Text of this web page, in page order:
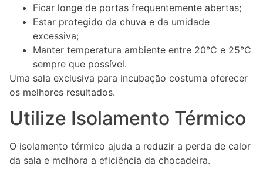
Ficar longe de portas frequentemente abertas;
Estar protegido da chuva e da umidade
excessiva;
Manter temperatura ambiente entre 20°C e 25°C
sempre que possível.
Uma sala exclusiva para incubação costuma oferecer
os melhores resultados.
Utilize Isolamento Térmico
O isolamento térmico ajuda a reduzir a perda de calor
da sala e melhora a eficiência da chocadeira.